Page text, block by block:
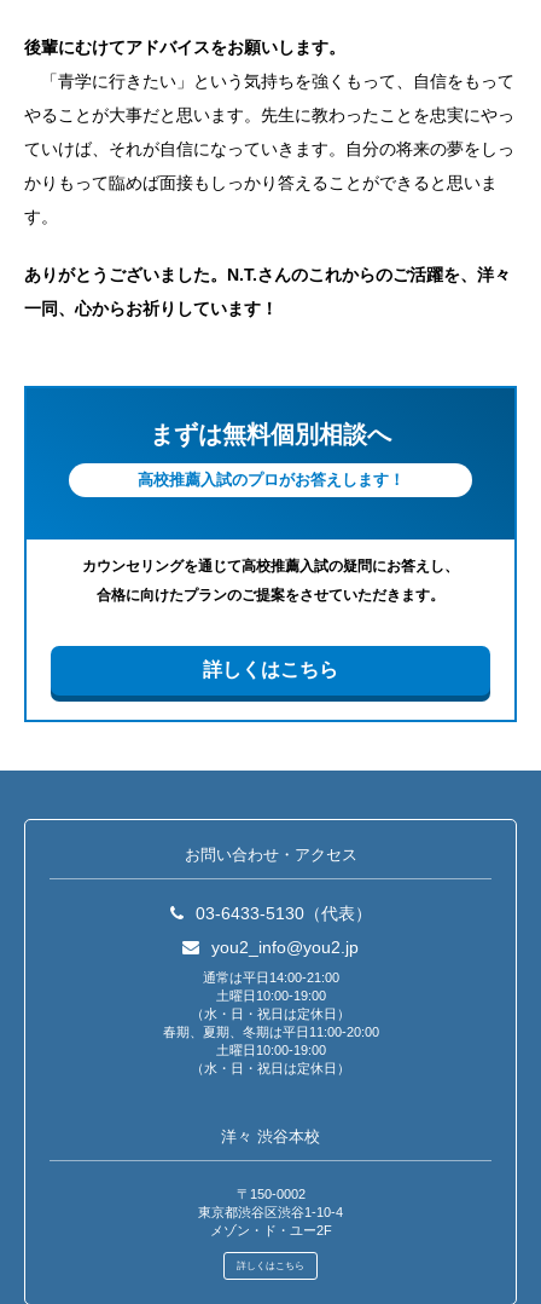
後輩にむけてアドバイスをお願いします。
「青学に行きたい」という気持ちを強くもって、自信をもって
やることが大事だと思います。先生に教わったことを忠実にやっ
ていけば、それが自信になっていきます。自分の将来の夢をしっ
かりもって臨めば面接もしっかり答えることができると思いま
す。
ありがとうございました。N.T.さんのこれからのご活躍を、洋々
一同、心からお祈りしています！
まずは無料個別相談へ
高校推薦入試のプロがお答えします！
カウンセリングを通じて高校推薦入試の疑問にお答えし、
合格に向けたプランのご提案をさせていただきます。
詳しくはこちら
お問い合わせ・アクセス
03-6433-5130（代表）
you2_info@you2.jp
通常は平日14:00-21:00
土曜日10:00-19:00
（水・日・祝日は定休日）
春期、夏期、冬期は平日11:00-20:00
土曜日10:00-19:00
（水・日・祝日は定休日）
洋々 渋谷本校
〒150-0002
東京都渋谷区渋谷1-10-4
メゾン・ド・ユー2F
詳しくはこちら